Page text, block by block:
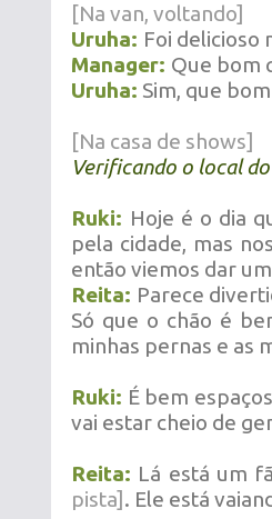
[Na van, voltando]
Uruha: Foi delicioso
Manager: Que bom
Uruha: Sim, que
[Na casa de shows]
Verificando o local
Ruki: Hoje é o dia
pela cidade, mas
então viemos dar
Reita: Parece
Só que o chão é
minhas pernas e as
Ruki: É bem
vai estar cheio de
Reita: Lá está um
pista] . Ele está